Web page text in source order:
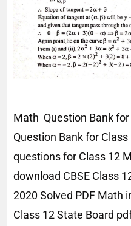
Math Question Bank for
Question Bank for
questions for Class 12
download CBSE Class
2020 Solved PDF Math
Class 12 State Board